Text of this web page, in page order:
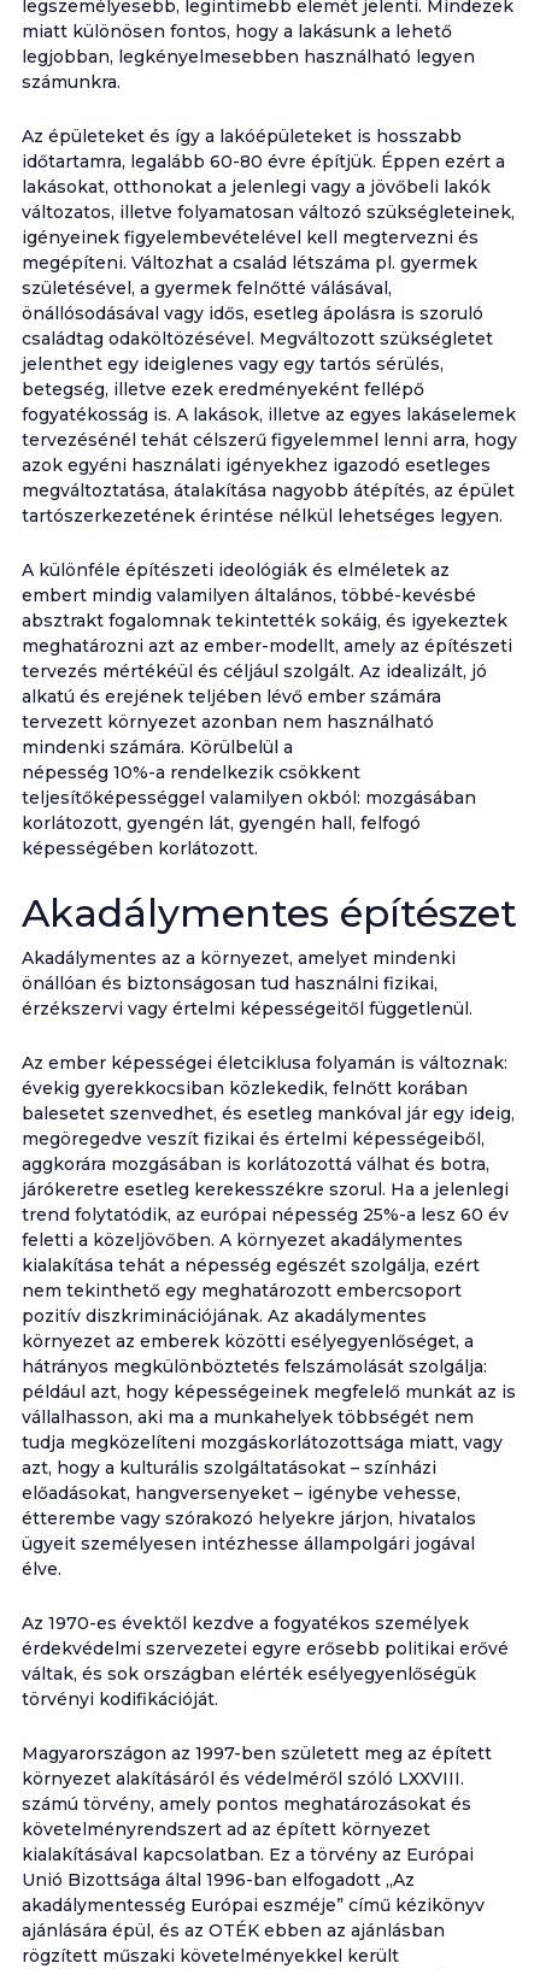
legszemélyesebb, legintimebb elemét jelenti. Mindezek
miatt különösen fontos, hogy a lakásunk a lehető
legjobban, legkényelmesebben használható legyen
számunkra.
Az épületeket és így a lakóépületeket is hosszabb
időtartamra, legalább 60-80 évre építjük. Éppen ezért a
lakásokat, otthonokat a jelenlegi vagy a jövőbeli lakók
változatos, illetve folyamatosan változó szükségleteinek,
igényeinek figyelembevételével kell megtervezni és
megépíteni. Változhat a család létszáma pl. gyermek
születésével, a gyermek felnőtté válásával,
önállósodásával vagy idős, esetleg ápolásra is szoruló
családtag odaköltözésével. Megváltozott szükségletet
jelenthet egy ideiglenes vagy egy tartós sérülés,
betegség, illetve ezek eredményeként fellépő
fogyatékosság is. A lakások, illetve az egyes lakáselemek
tervezésénél tehát célszerű figyelemmel lenni arra, hogy
azok egyéni használati igényekhez igazodó esetleges
megváltoztatása, átalakítása nagyobb átépítés, az épület
tartószerkezetének érintése nélkül lehetséges legyen.
A különféle építészeti ideológiák és elméletek az
embert mindig valamilyen általános, többé-kevésbé
absztrakt fogalomnak tekintették sokáig, és igyekeztek
meghatározni azt az ember-modellt, amely az építészeti
tervezés mértékéül és céljául szolgált. Az idealizált, jó
alkatú és erejének teljében lévő ember számára
tervezett környezet azonban nem használható
mindenki számára. Körülbelül a
népesség 10%-a rendelkezik csökkent
teljesítőképességgel valamilyen okból: mozgásában
korlátozott, gyengén lát, gyengén hall, felfogó
képességében korlátozott.
Akadálymentes építészet
Akadálymentes az a környezet, amelyet mindenki
önállóan és biztonságosan tud használni fizikai,
érzékszervi vagy értelmi képességeitől függetlenül.
Az ember képességei életciklusa folyamán is változnak:
évekig gyerekkocsiban közlekedik, felnőtt korában
balesetet szenvedhet, és esetleg mankóval jár egy ideig,
megöregedve veszít fizikai és értelmi képességeiből,
aggkorára mozgásában is korlátozottá válhat és botra,
járókeretre esetleg kerekesszékre szorul. Ha a jelenlegi
trend folytatódik, az európai népesség 25%-a lesz 60 év
feletti a közeljövőben. A környezet akadálymentes
kialakítása tehát a népesség egészét szolgálja, ezért
nem tekinthető egy meghatározott embercsoport
pozitív diszkriminációjának. Az akadálymentes
környezet az emberek közötti esélyegyenlőséget, a
hátrányos megkülönböztetés felszámolását szolgálja:
például azt, hogy képességeinek megfelelő munkát az is
vállalhasson, aki ma a munkahelyek többségét nem
tudja megközelíteni mozgáskorlátozottsága miatt, vagy
azt, hogy a kulturális szolgáltatásokat – színházi
előadásokat, hangversenyeket – igénybe vehesse,
étterembe vagy szórakozó helyekre járjon, hivatalos
ügyeit személyesen intézhesse állampolgári jogával
élve.
Az 1970-es évektől kezdve a fogyatékos személyek
érdekvédelmi szervezetei egyre erősebb politikai erővé
váltak, és sok országban elérték esélyegyenlőségük
törvényi kodifikációját.
Magyarországon az 1997-ben született meg az épített
környezet alakításáról és védelméről szóló LXXVIII.
számú törvény, amely pontos meghatározásokat és
követelményrendszert ad az épített környezet
kialakításával kapcsolatban. Ez a törvény az Európai
Unió Bizottsága által 1996-ban elfogadott „Az
akadálymentesség Európai eszméje” című kézikönyv
ajánlására épül, és az OTÉK ebben az ajánlásban
rögzített műszaki követelményekkel került